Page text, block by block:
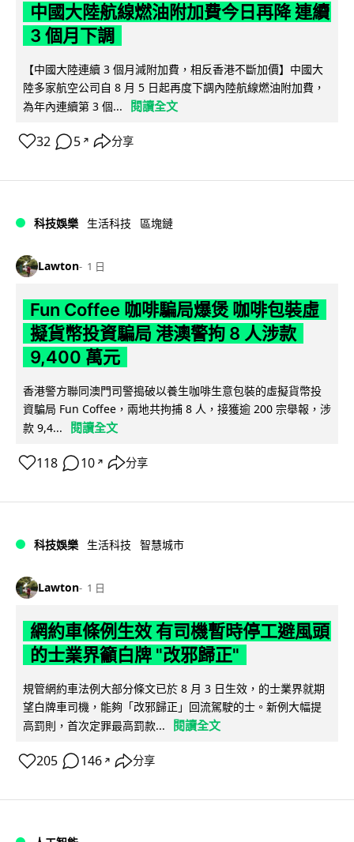
中國大陸航線燃油附加費今日再降 連續
3 個月下調
【中國大陸連續 3 個月減附加費，相反香港不斷加價】中國大
陸多家航空公司自 8 月 5 日起再度下調內陸航線燃油附加費，
為年內連續第 3 個...
閱讀全文
32 5 ↗ 分享
科技娛樂 生活科技 區塊鏈
Lawton 1 日
Fun Coffee 咖啡騙局爆煲 咖啡包裝虛
擬貨幣投資騙局 港澳警拘 8 人涉款
9,400 萬元
香港警方聯同澳門司警搗破以養生咖啡生意包裝的虛擬貨幣投
資騙局 Fun Coffee，兩地共拘捕 8 人，接獲逾 200 宗舉報，涉
款 9,4...
閱讀全文
118 10 ↗ 分享
科技娛樂 生活科技 智慧城市
Lawton 1 日
網約車條例生效 有司機暫時停工避風頭
的士業界籲白牌 "改邪歸正"
規管網約車法例大部分條文已於 8 月 3 日生效，的士業界就期
望白牌車司機，能夠「改邪歸正」回流駕駛的士。新例大幅提
高罰則，首次定罪最高罰款...
閱讀全文
205 146 ↗ 分享